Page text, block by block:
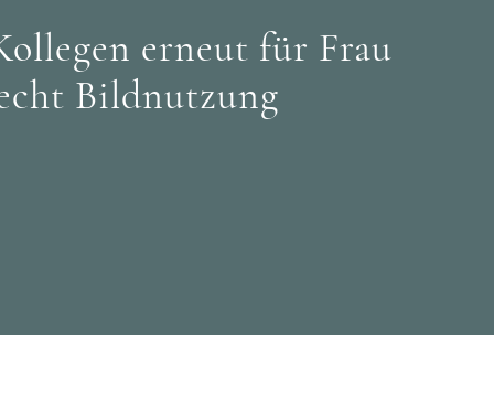
erneut für Frau
Bildnutzung